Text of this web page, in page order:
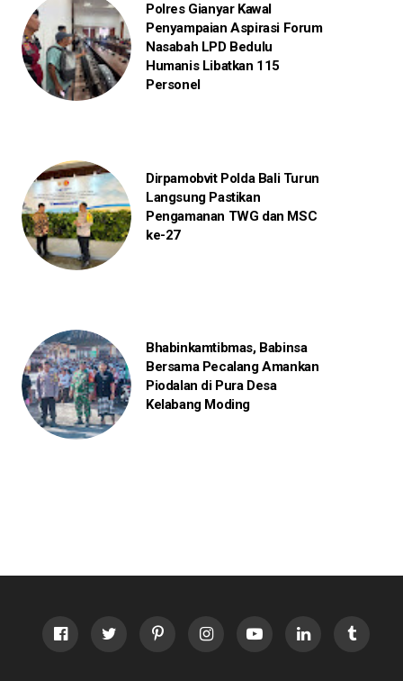
Polres Gianyar Kawal
Penyampaian Aspirasi Forum
Nasabah LPD Bedulu
Humanis Libatkan 115
Personel
Dirpamobvit Polda Bali Turun
Langsung Pastikan
Pengamanan TWG dan MSC
ke-27
Bhabinkamtibmas, Babinsa
Bersama Pecalang Amankan
Piodalan di Pura Desa
Kelabang Moding